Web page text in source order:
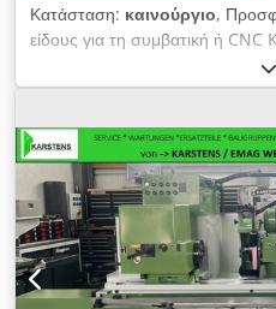
Κατάσταση: καινούργιο,
είδους για τη συμβατική ή CNC
σας – για τον υποδοχέα, τον
του τροχού, σπειροειδείς
τροχών, κινητήρες κίνησης,
SIEMENS), προστατευτικές
μετατόπισης K11/K21
και μπλοκ αναστροφής για τον
Επίσης κατάλληλα για παρόμοια
Weiss/EMAG/GP/Studer/
cchella/Dan nobat/
Aoraibvsciokr